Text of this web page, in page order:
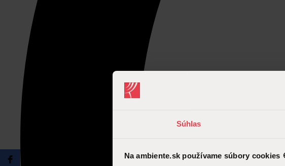
Súhlas
Na ambiente.sk používame súbory cookies